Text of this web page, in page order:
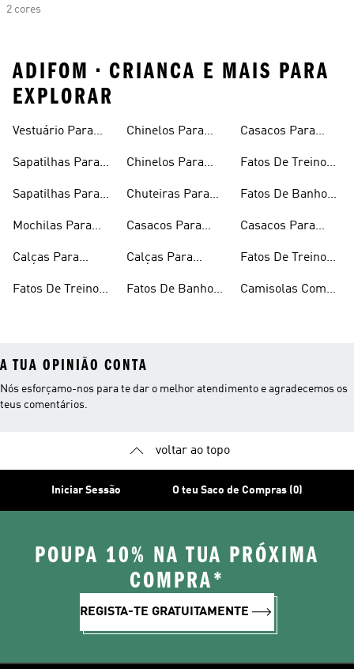
2 cores
ADIFOM • CRIANCA E MAIS PARA
EXPLORAR
Vestuário Para
Sapatilhas Para
Sapatilhas Para
Mochilas Para
Calças Para
Fatos De Treino
Chinelos Para
Chinelos Para
Chuteiras Para
Casacos Para
Calças Para
Fatos De Banho
Casacos Para
Fatos De Treino
Fatos De Banho
Casacos Para
Fatos De Treino
Camisolas Com
A TUA OPINIÃO CONTA
Nós esforçamo-nos para te dar o melhor atendimento e agradecemos os
teus comentários.
voltar ao topo
Iniciar Sessão O teu Saco de Compras (0)
POUPA 10% NA TUA PRÓXIMA
COMPRA*
REGISTA-TE GRATUITAMENTE